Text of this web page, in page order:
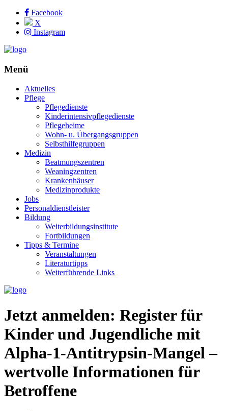
Facebook
X
Instagram
Menü
Aktuelles
Pflege
Pflegedienste
Kinderintensivpflegedienste
Pflegeheime
Wohn- u. Übergangsgruppen
Selbsthilfegruppen
Medizin
Beatmungszentren
Weaningzentren
Krankenhäuser
Medizinprodukte
Jobs
Personaldienstleister
Bildung
Weiterbildungsinstitute
Fortbildungen
Tipps & Termine
Veranstaltungen
Literaturtipps
Weiterführende Links
Jetzt anmelden: Register für
Kinder und Jugendliche mit
Alpha-1-Antitrypsin-Mangel –
wertvolle Informationen für
Betroffene